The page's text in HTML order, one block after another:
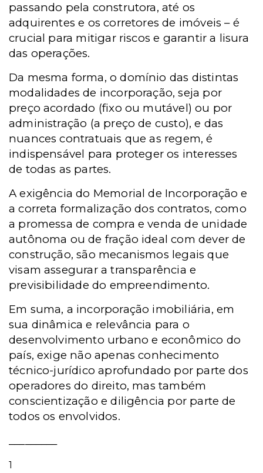
passando pela construtora, até os
adquirentes e os corretores de imóveis – é
crucial para mitigar riscos e garantir a lisura
das operações.
Da mesma forma, o domínio das distintas
modalidades de incorporação, seja por
preço acordado (fixo ou mutável) ou por
administração (a preço de custo), e das
nuances contratuais que as regem, é
indispensável para proteger os interesses
de todas as partes.
A exigência do Memorial de Incorporação e
a correta formalização dos contratos, como
a promessa de compra e venda de unidade
autônoma ou de fração ideal com dever de
construção, são mecanismos legais que
visam assegurar a transparência e
previsibilidade do empreendimento.
Em suma, a incorporação imobiliária, em
sua dinâmica e relevância para o
desenvolvimento urbano e econômico do
país, exige não apenas conhecimento
técnico-jurídico aprofundado por parte dos
operadores do direito, mas também
conscientização e diligência por parte de
todos os envolvidos.
1